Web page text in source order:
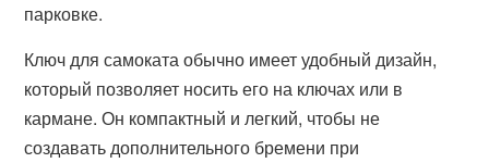
парковке.
Ключ для самоката обычно имеет удобный дизайн,
который позволяет носить его на ключах или в
кармане. Он компактный и легкий, чтобы не
создавать дополнительного бремени при